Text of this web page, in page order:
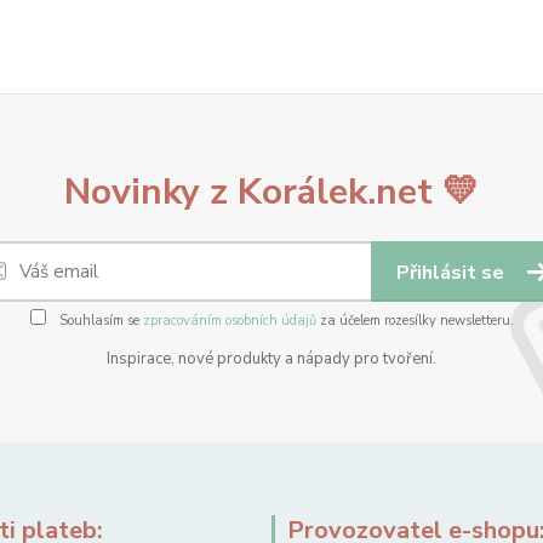
Novinky z Korálek.net 💛
Přihlásit se
Souhlasím se zpracováním osobních údajůza účelem rozesílky newsletteru.
Inspirace, nové produkty a nápady pro tvoření.
plateb: Provozovatel e-shopu: